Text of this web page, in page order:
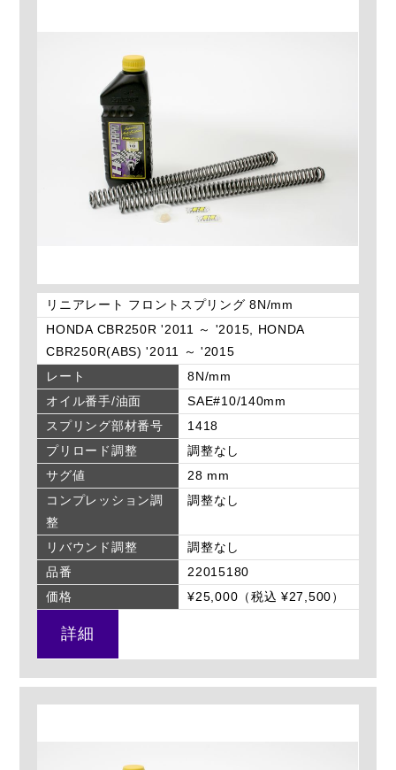
リニアレート フロントスプリング 8N/mm
HONDA CBR250R '2011 ～ '2015, HONDA
CBR250R(ABS) '2011 ～ '2015
レート
8N/mm
オイル番手/油面
SAE#10/140mm
スプリング部材番号
1418
プリロード調整
調整なし
サグ値
28 mm
コンプレッション調
整
調整なし
リバウンド調整
調整なし
品番
22015180
価格
¥25,000（税込 ¥27,500）
詳細